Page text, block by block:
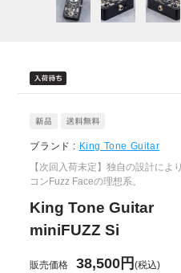
ブランド : King Tone Guitar
【次回入荷未定】独自の設計によ
コンFuzz Faceの理想系。
King Tone Guitar
miniFUZZ Si
販売価格 38,500円(税込)